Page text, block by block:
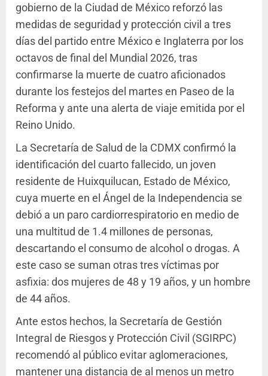
gobierno de la Ciudad de México reforzó las
medidas de seguridad y protección civil a tres
días del partido entre México e Inglaterra por los
octavos de final del Mundial 2026, tras
confirmarse la muerte de cuatro aficionados
durante los festejos del martes en Paseo de la
Reforma y ante una alerta de viaje emitida por el
Reino Unido.
La Secretaría de Salud de la CDMX confirmó la
identificación del cuarto fallecido, un joven
residente de Huixquilucan, Estado de México,
cuya muerte en el Ángel de la Independencia se
debió a un paro cardiorrespiratorio en medio de
una multitud de 1.4 millones de personas,
descartando el consumo de alcohol o drogas. A
este caso se suman otras tres víctimas por
asfixia: dos mujeres de 48 y 19 años, y un hombre
de 44 años.
Ante estos hechos, la Secretaría de Gestión
Integral de Riesgos y Protección Civil (SGIRPC)
recomendó al público evitar aglomeraciones,
mantener una distancia de al menos un metro